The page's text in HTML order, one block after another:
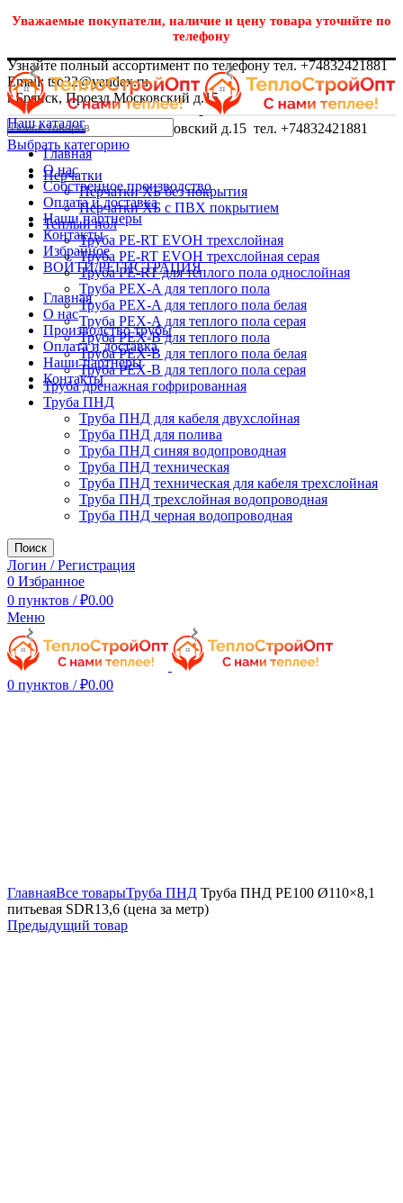
Уважаемые покупатели, наличие и цену товара уточнйте по
телефону
Узнайте полный ассортимент по телефону тел. +74832421881
Email: tso32@yandex.ru
г.Брянск, Проезд Московский д.15
г.Брянск, Проезд Московский д.15 тел. +74832421881
Выбрать категорию
Перчатки
Перчатки ХБ без покрытия
Перчатки ХБ с ПВХ покрытием
Теплый пол
Труба PE-RT EVOH трехслойная
Труба PE-RT EVOH трехслойная серая
Труба PE-RT для теплого пола однослойная
Труба PEX-A для теплого пола
Труба PEX-A для теплого пола белая
Труба PEX-A для теплого пола серая
Труба PEX-B для теплого пола
Труба PEX-B для теплого пола белая
Труба PEX-B для теплого пола серая
Труба дренажная гофрированная
Труба ПНД
Труба ПНД для кабеля двухслойная
Труба ПНД для полива
Труба ПНД синяя водопроводная
Труба ПНД техническая
Труба ПНД техническая для кабеля трехслойная
Труба ПНД трехслойная водопроводная
Труба ПНД черная водопроводная
Поиск
Логин / Регистрация
0 Избранное
0 пунктов / ₽0.00
Меню
0 пунктов / ₽0.00
Наш каталог
Главная
О нас
Собственное производство
Оплата и доставка
Наши партнеры
Контакты
Избранное
ВОЙТИ/РЕГИСТРАЦИЯ
Главная
О нас
Производство трубы
Оплата и доставка
Наши партнеры
Контакты
ГлавнаяВсе товарыТруба ПНД Труба ПНД РЕ100 Ø110×8,1
питьевая SDR13,6 (цена за метр)
Предыдущий товар